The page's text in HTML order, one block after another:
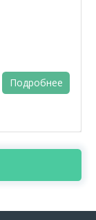
Подробнее